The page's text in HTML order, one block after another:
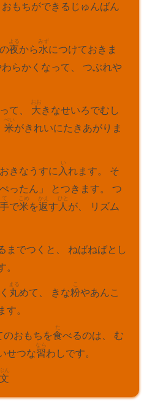
もちができるじゅんばん
夜
よる
から水
みず
につけておきま
わらかくなって、 つぶれや
って、 大
おお
きなせいろでむし
米
べい
がきれいにたきあがりま
きなうすに 入
い
れます。 そ
ったん」 とつきます。 つ
手
て
で米
こめ
を返
かえ
す 人
ひと
が、 リズム
までつくと、 ねばねばとし
。
丸
まる
めて、 きな粉
こ
やあんこ
す。
のおもちを食
た
べるのは、 む
せつな習
なら
わしです。
文
ぶん